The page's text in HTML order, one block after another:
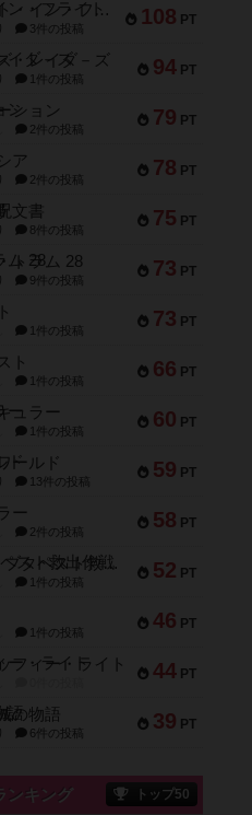
108 PT
ファースト・イン・フライト
3件の投稿
94 PT
・レイダ－ズ
1件の投稿
79 PT
ション
2件の投稿
78 PT
ア
2件の投稿
75 PT
文書
8件の投稿
73 PT
トラム 28
9件の投稿
73 PT
1件の投稿
66 PT
ト
1件の投稿
60 PT
ュラー
1件の投稿
59 PT
ールド
13件の投稿
58 PT
ー
2件の投稿
52 PT
Bitter End ブタペスト救出作戦
1件の投稿
46 PT
1件の投稿
44 PT
フィー・ライト
39 PT
の物語
6件の投稿
ンキング トップ50